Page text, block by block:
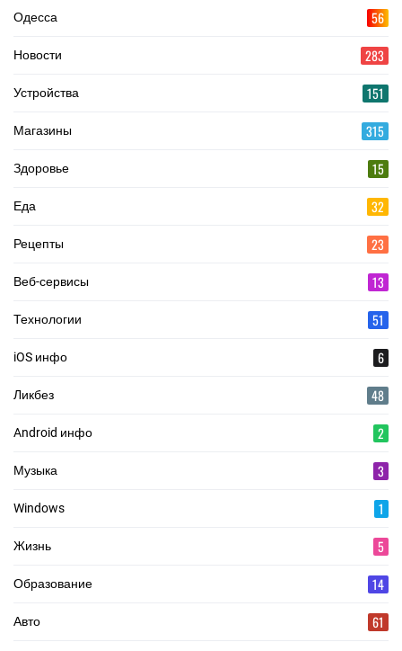
Одесса 56
Новости 283
Устройства 151
Магазины 315
Здоровье 15
Еда 32
Рецепты 23
Веб-сервисы 13
Технологии 51
iOS инфо 6
Ликбез 48
Android инфо 2
Музыка 3
Windows 1
Жизнь 5
Образование 14
Авто 61